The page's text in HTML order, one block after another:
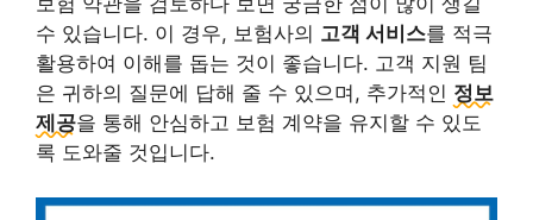
수 있습니다. 이 경우, 보험사의 고객 서비스를 적극
활용하여 이해를 돕는 것이 좋습니다. 고객 지원 팀
은 귀하의 질문에 답해 줄 수 있으며, 추가적인 정보
제공을 통해 안심하고 보험 계약을 유지할 수 있도
록 도와줄 것입니다.